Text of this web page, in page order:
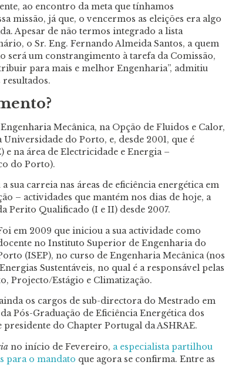
ao encontro da meta que tínhamos
missão, já que, o vencermos as eleições era algo
Apesar de não termos integrado a lista
o Sr. Eng. Fernando Almeida Santos, a quem
será um constrangimento à tarefa da Comissão,
para mais e melhor Engenharia”, admitiu
resultados.
Mecânica, na Opção de Fluidos e Calor,
do Porto, e, desde 2001, que é
e na área de Electricidade e Energia –
do Porto).
sua carreia nas áreas de eficiência energética em
– actividades que mantém nos dias de hoje, a
Perito Qualificado (I e II) desde 2007.
em 2009 que iniciou a sua actividade como
no Instituto Superior de Engenharia do
(ISEP), no curso de Engenharia Mecânica (nos
Sustentáveis, no qual é a responsável pelas
Projecto/Estágio e Climatização.
os cargos de sub-directora do Mestrado em
Pós-Graduação de Eficiência Energética dos
do Chapter Portugal da ASHRAE.
no início de Fevereiro, a especialista partilhou
para o mandato que agora se confirma. Entre as